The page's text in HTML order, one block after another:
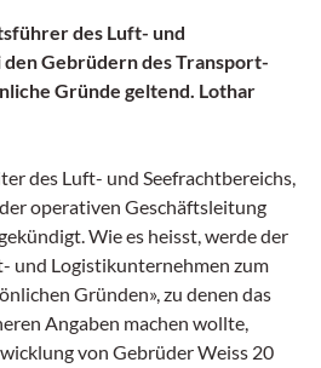
des Luft- und
Gebrüdern des Transport-
Gründe geltend. Lothar
des Luft- und Seefrachtbereichs,
operativen Geschäftsleitung
Wie es heisst, werde der
und Logistikunternehmen zum
Gründen», zu denen das
Angaben machen wollte,
von Gebrüder Weiss 20